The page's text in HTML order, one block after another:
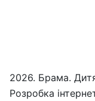
2026. Брама.
Розробка